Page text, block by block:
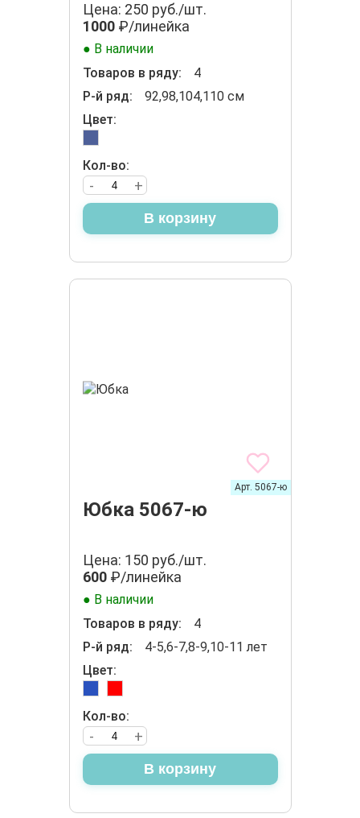
Цена: 250 руб./шт.
1000₽/линейка
● В наличии
Товаров в ряду:
4
Р-й ряд:
92,98,104,110 см
Цвет:
Кол-во:
+
-
В корзину
Юбка 5067-ю
Арт. 5067-ю
Цена: 150 руб./шт.
600₽/линейка
● В наличии
Товаров в ряду:
4
Р-й ряд:
4-5,6-7,8-9,10-11 лет
Цвет:
Кол-во:
+
-
В корзину